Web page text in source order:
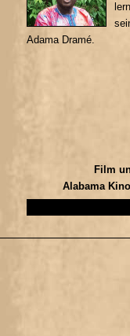
Adama Dramé.
Film
Alabama Kino